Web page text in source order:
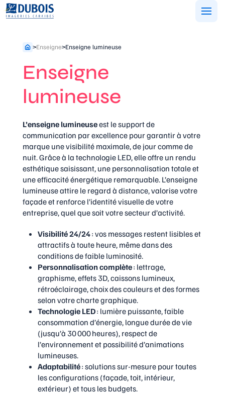
Aller
au
>Enseigne>Enseigne lumineuse
Enseigne
lumineuse
L’enseigne lumineuseest le support de
communication par excellence pour garantir à votre
marque une visibilité maximale, de jour comme de
nuit. Grâce à la technologie LED, elle offre un rendu
esthétique saisissant, une personnalisation totale et
une efficacité énergétique remarquable. L’enseigne
lumineuse attire le regard à distance, valorise votre
façade et renforce l’identité visuelle de votre
entreprise, quel que soit votre secteur d’activité.
Visibilité 24/24: vos messages restent lisibles et
attractifs à toute heure, même dans des
conditions de faible luminosité.
Personnalisation complète: lettrage,
graphisme, effets 3D, caissons lumineux,
rétroéclairage, choix des couleurs et des formes
selon votre charte graphique.
Technologie LED: lumière puissante, faible
consommation d’énergie, longue durée de vie
(jusqu’à 30 000 heures), respect de
l’environnement et possibilité d’animations
lumineuses.
Adaptabilité: solutions sur-mesure pour toutes
les configurations (façade, toit, intérieur,
extérieur) et tous les budgets.